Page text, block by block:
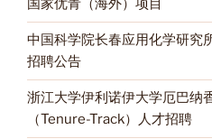
国家优青（海外）项目
中国科学院长春应用化学研究
招聘公告
浙江大学伊利诺伊大学厄巴纳
（Tenure-Track）人才招聘